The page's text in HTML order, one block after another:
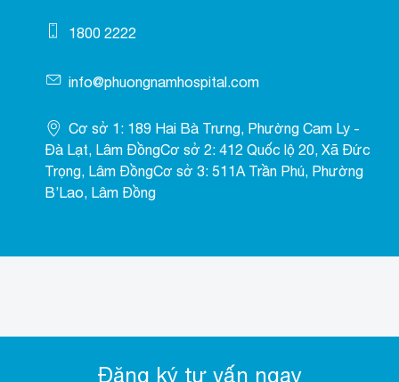
1800 2222
info@phuongnamhospital.com
Cơ sở 1: 189 Hai Bà Trưng, Phường Cam Ly -
Đà Lạt, Lâm ĐồngCơ sở 2: 412 Quốc lộ 20, Xã Đức
Trọng, Lâm ĐồngCơ sở 3: 511A Trần Phú, Phường
B’Lao, Lâm Đồng
Đăng ký tư vấn ngay